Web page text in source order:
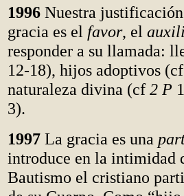
1996 Nuestra
gracia es el favor, el
responder a su llamada:
12-18), hijos adoptivos (cf
naturaleza divina (cf 2 P
3).
1997 La gracia es una
introduce en la
Bautismo el cristiano